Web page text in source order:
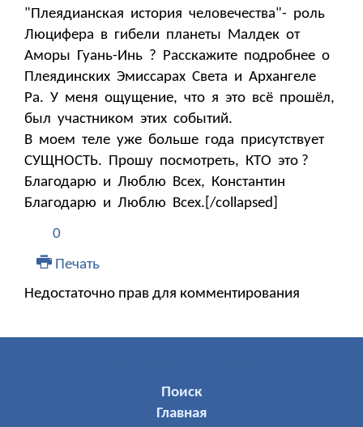
"Плеядианская история человечества"- роль
Люцифера в гибели планеты Малдек от
Аморы Гуань-Инь ? Расскажите подробнее о
Плеядинских Эмиссарах Света и Архангеле
Ра. У меня ощущение, что я это всё прошёл,
был участником этих событий.
В моем теле уже больше года присутствует
СУЩНОСТЬ. Прошу посмотреть, КТО это ?
Благодарю и Люблю Всех, Константин
Благодарю и Люблю Всех.[/collapsed]
0
Печать
Недостаточно прав для комментирования
Поиск
Главная